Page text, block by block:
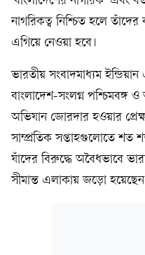
নাগরিকত্ব নিশ্চিত হলে তাঁদের
এগিয়ে নেওয়া হবে।
ভারতীয় সংবাদমাধ্যম
বাংলাদেশ-সংলগ্ন পশ্চিমবঙ্গ
অভিযান জোরদার হওয়ার
সাম্প্রতিক সপ্তাহগুলোতে শত
যাঁদের বিরুদ্ধে অবৈধভাবে
সীমান্ত এলাকায় জড়ো